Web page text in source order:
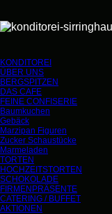
KONDITOREI
ÜBER UNS
BERGSPITZEN
DAS CAFE
FEINE CONFISERIE
Baumkuchen
Gebäck
Marzipan Figuren
Zucker Schaustücke
Marmeladen
TORTEN
HOCHZEITSTORTEN
SCHOKOLADE
FIRMENPRÄSENTE
CATERING / BUFFET
AKTIONEN